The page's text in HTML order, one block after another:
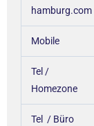
hamburg.com
Mobile
Tel /
Homezone
Tel /